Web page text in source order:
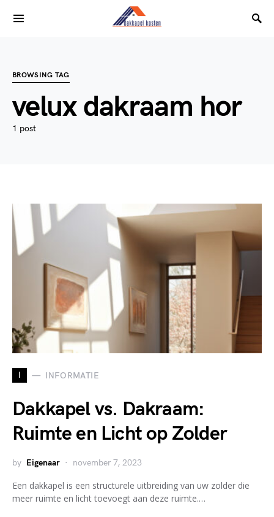
BROWSING TAG
velux dakraam hor
1 post
I INFORMATIE
Dakkapel vs. Dakraam:
Ruimte en Licht op Zolder
by Eigenaar november 7, 2023
Een dakkapel is een structurele uitbreiding van uw zolder die
meer ruimte en licht toevoegt aan deze ruimte.…